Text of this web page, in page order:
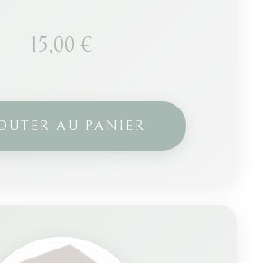
15,00 €
AU PANIER